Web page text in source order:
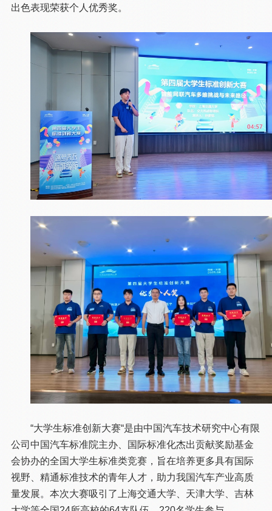
出色表现荣获个人优秀奖。
“大学生标准创新大赛“是由中国汽车技术研究中心有限
公司中国汽车标准院主办、国际标准化杰出贡献奖励基金
会协办的全国大学生标准类竞赛，旨在培养更多具有国际
视野、精通标准技术的青年人才，助力我国汽车产业高质
量发展。本次大赛吸引了上海交通大学、天津大学、吉林